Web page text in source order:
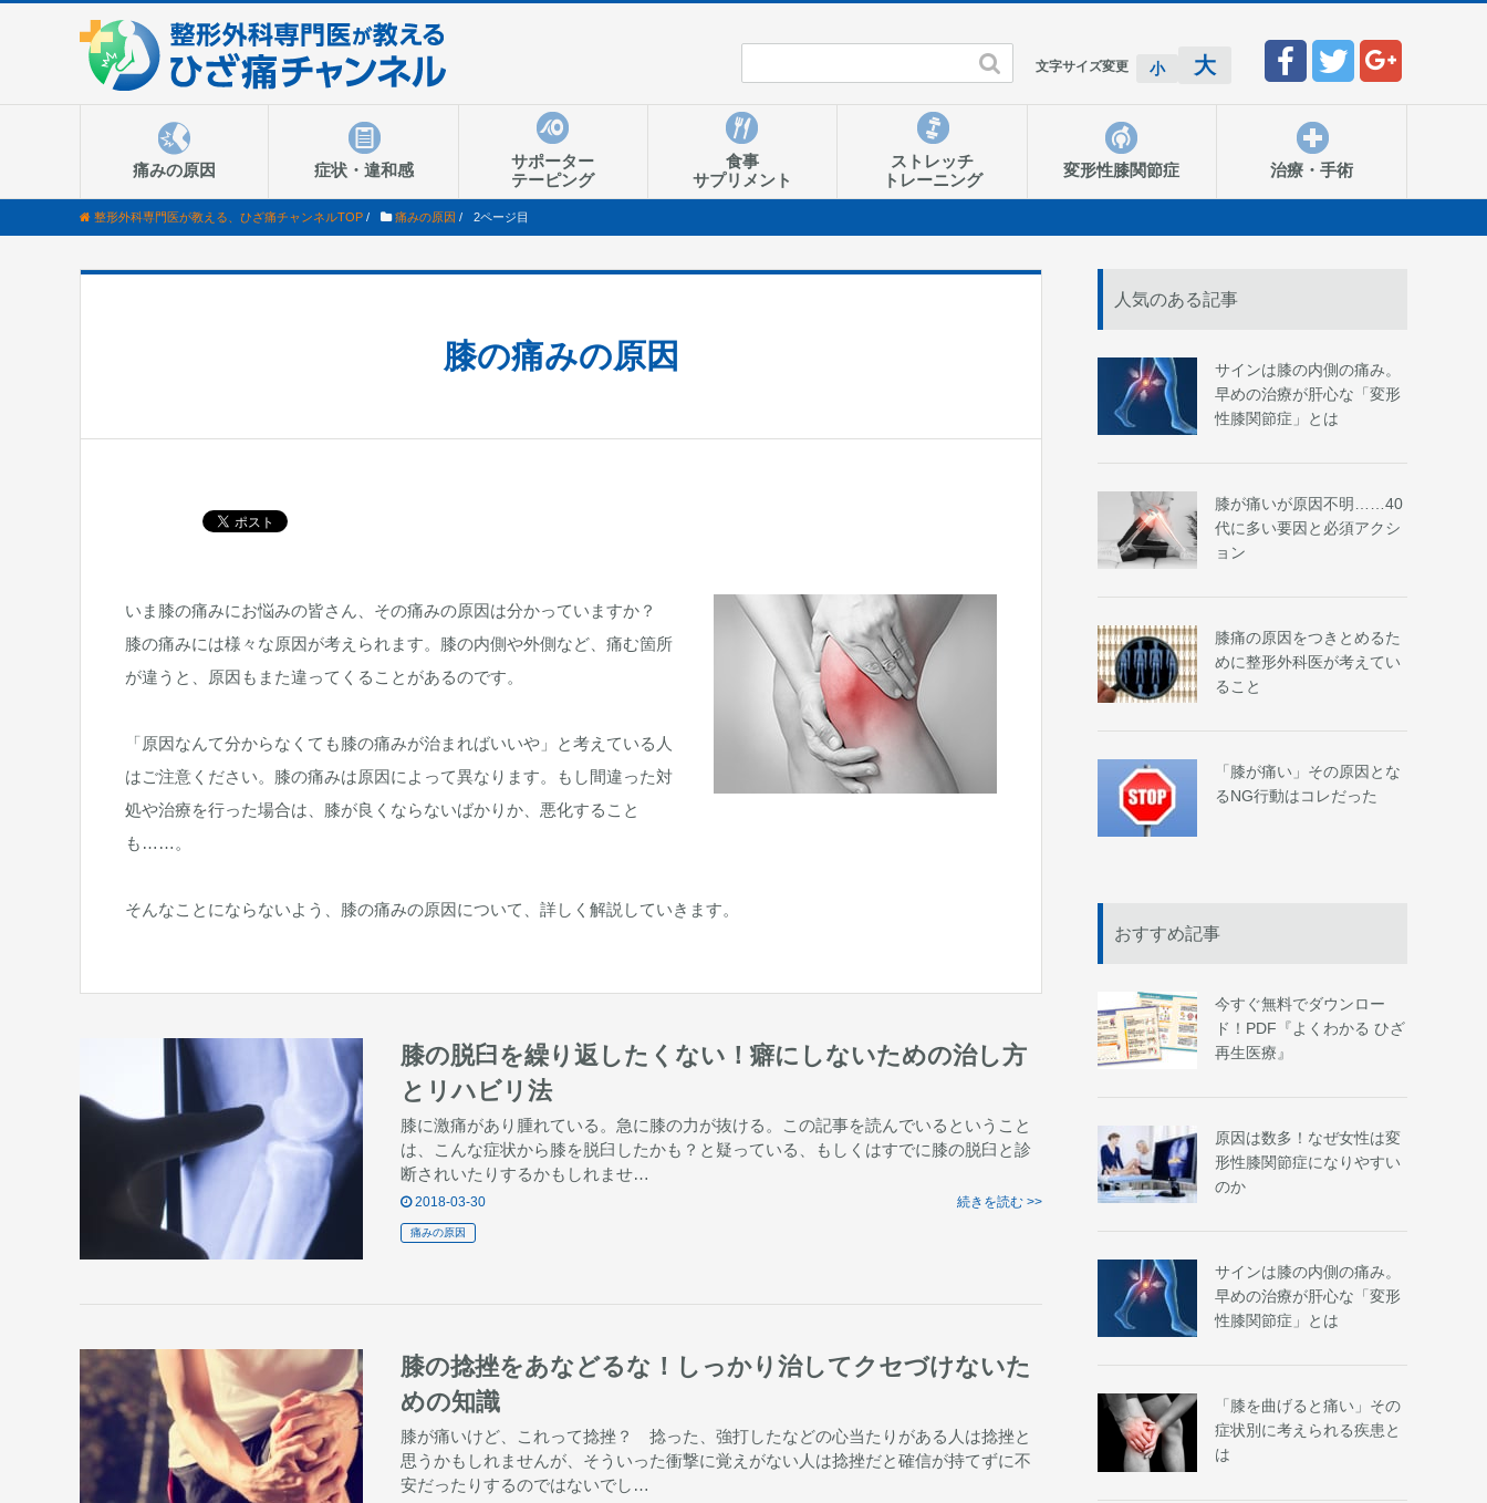
 文字サイズ変更 小 大
痛みの原因 症状・違和感
サポーター
テーピング
食事
サプリメント
ストレッチ
トレーニング
変形性膝関節症 治療・手術
整形外科専門医が教える、ひざ痛チャンネルTOP / 痛みの原因 / 2ページ目
膝の痛みの原因
いま膝の痛みにお悩みの皆さん、その痛みの原因は分かっていますか？
膝の痛みには様々な原因が考えられます。膝の内側や外側など、痛む箇所
が違うと、原因もまた違ってくることがあるのです。
「原因なんて分からなくても膝の痛みが治まればいいや」と考えている人
はご注意ください。膝の痛みは原因によって異なります。もし間違った対
処や治療を行った場合は、膝が良くならないばかりか、悪化すること
も……。
そんなことにならないよう、膝の痛みの原因について、詳しく解説していきます。
膝の脱臼を繰り返したくない！癖にしないための治し方
とリハビリ法
膝に激痛があり腫れている。急に膝の力が抜ける。この記事を読んでいるということ
は、こんな症状から膝を脱臼したかも？と疑っている、もしくはすでに膝の脱臼と診
断されいたりするかもしれませ…
2018-03-30 続きを読む >>
痛みの原因
膝の捻挫をあなどるな！しっかり治してクセづけないた
めの知識
膝が痛いけど、これって捻挫？ 捻った、強打したなどの心当たりがある人は捻挫と
思うかもしれませんが、そういった衝撃に覚えがない人は捻挫だと確信が持てずに不
安だったりするのではないでし…
人気のある記事
サインは膝の内側の痛み。
早めの治療が肝心な「変形
性膝関節症」とは
膝が痛いが原因不明……40
代に多い要因と必須アクシ
ョン
膝痛の原因をつきとめるた
めに整形外科医が考えてい
ること
「膝が痛い」その原因とな
るNG行動はコレだった
おすすめ記事
今すぐ無料でダウンロー
ド！PDF『よくわかる ひざ
再生医療』
原因は数多！なぜ女性は変
形性膝関節症になりやすい
のか
サインは膝の内側の痛み。
早めの治療が肝心な「変形
性膝関節症」とは
「​​膝を曲げると痛い」その
症状別に考えられる疾患と
は